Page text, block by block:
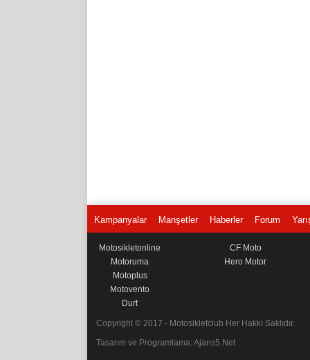
Kampanyalar Manşetler Haberler Forum
Motosikletonline
Motoruma
Motoplus
Motovento
Durt
CF Moto
Hero Motor
Copyright © 2017 - Motosikletclub Her Hakkı Saklıdır.
Tasarım ve Programlama: Ajans5.Net